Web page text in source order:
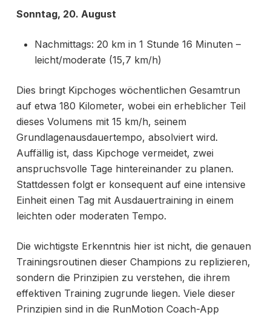
Sonntag, 20. August
Nachmittags: 20 km in 1 Stunde 16 Minuten –
leicht/moderate (15,7 km/h)
Dies bringt Kipchoges wöchentlichen Gesamtrun
auf etwa 180 Kilometer, wobei ein erheblicher Teil
dieses Volumens mit 15 km/h, seinem
Grundlagenausdauertempo, absolviert wird.
Auffällig ist, dass Kipchoge vermeidet, zwei
anspruchsvolle Tage hintereinander zu planen.
Stattdessen folgt er konsequent auf eine intensive
Einheit einen Tag mit Ausdauertraining in einem
leichten oder moderaten Tempo.
Die wichtigste Erkenntnis hier ist nicht, die genauen
Trainingsroutinen dieser Champions zu replizieren,
sondern die Prinzipien zu verstehen, die ihrem
effektiven Training zugrunde liegen. Viele dieser
Prinzipien sind in die RunMotion Coach-App